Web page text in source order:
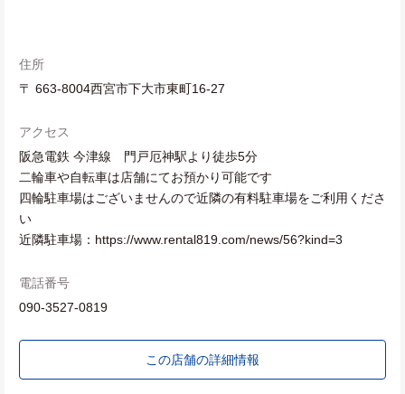
住所
〒 663-8004西宮市下大市東町16-27
アクセス
阪急電鉄 今津線 門戸厄神駅より徒歩5分
二輪車や自転車は店舗にてお預かり可能です
四輪駐車場はございませんので近隣の有料駐車場をご利用くださ
い
近隣駐車場：https://www.rental819.com/news/56?kind=3
電話番号
090-3527-0819
この店舗の詳細情報